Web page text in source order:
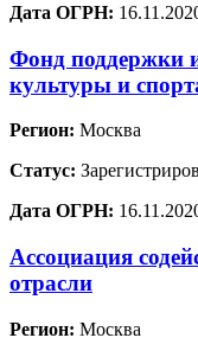
Дата ОГРН:
Фонд поддержки
культуры и
Регион: Москва
Статус:
Дата ОГРН:
Ассоциация
отрасли
Регион: Москва